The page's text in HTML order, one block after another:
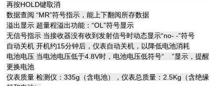
再按HOLD键取消
数据查阅 “MR”符号指示，能上下翻阅所存数据
溢出显示 超量程溢出功能：“OL”符号显示
无信号指示 当接收器没有收到发射信号时动态显示“no- -”符号
自动关机 开机约15分钟后，仪表自动关机，以降低电池消耗
电池电压 当电池电压低于4.8V时，电池电压低符号“ ”显示，提醒
更换电池
仪表质量 检测仪：335g（含电池），仪表总质量：2.5Kg（含绝缘